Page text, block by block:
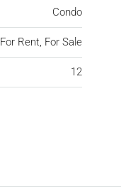
Condo
For Rent, For Sale
12